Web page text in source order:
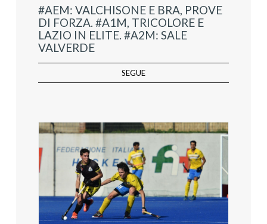
#AEM: VALCHISONE E BRA, PROVE
DI FORZA. #A1M, TRICOLORE E
LAZIO IN ELITE. #A2M: SALE
VALVERDE
SEGUE